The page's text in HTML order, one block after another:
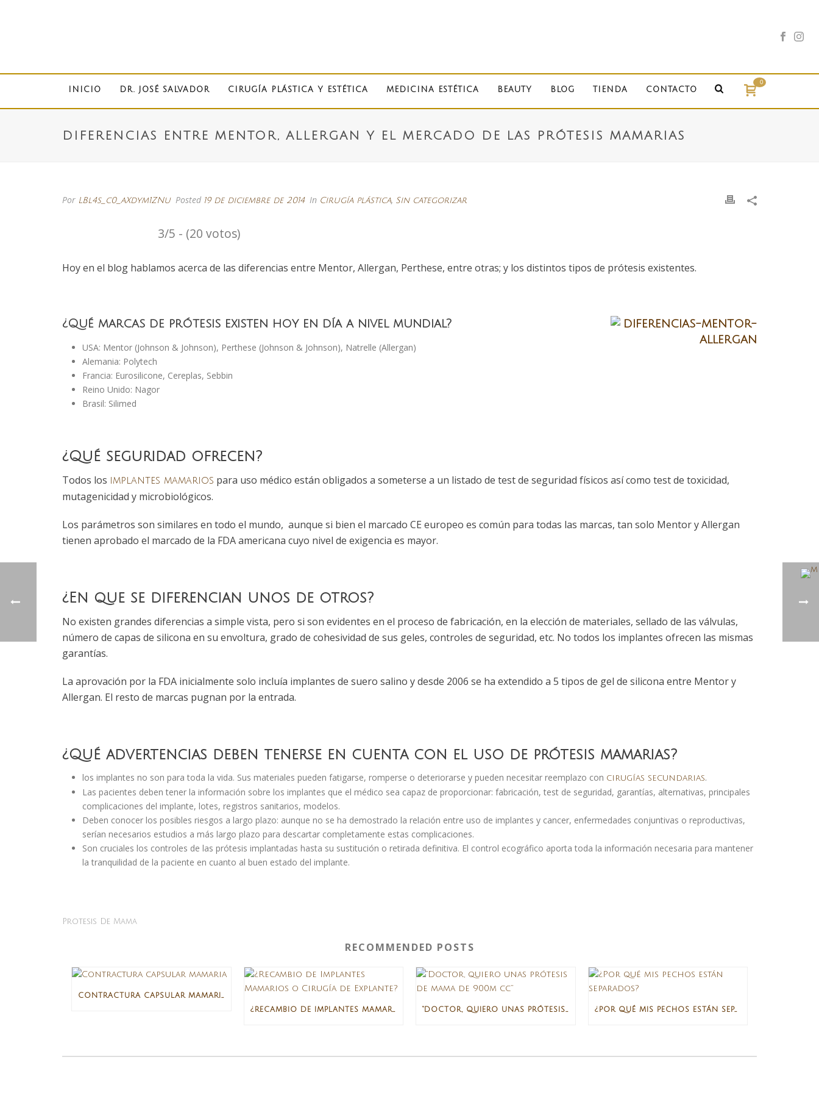
INICIO DR. JOSÉ SALVADOR CIRUGÍA PLÁSTICA Y ESTÉTICA MEDICINA ESTÉTICA BEAUTY BLOG TIENDA CONTACTO
0
DIFERENCIAS ENTRE MENTOR, ALLERGAN Y EL MERCADO DE LAS PRÓTESIS MAMARIAS
Por LBl4s_c0_aXdym1ZNu Posted 19 de diciembre de 2014 In Cirugía plástica, Sin categorizar
3/5 - (20 votos)
Hoy en el blog hablamos acerca de las diferencias entre Mentor, Allergan, Perthese, entre otras; y los distintos tipos de prótesis existentes.
¿Qué marcas de prótesis existen hoy en día a nivel mundial?
USA: Mentor (Johnson & Johnson), Perthese (Johnson & Johnson), Natrelle (Allergan)
Alemania: Polytech
Francia: Eurosilicone, Cereplas, Sebbin
Reino Unido: Nagor
Brasil: Silimed
¿Qué seguridad ofrecen?
Todos los implantes mamarios para uso médico están obligados a someterse a un listado de test de seguridad físicos así como test de toxicidad,
mutagenicidad y microbiológicos.
Los parámetros son similares en todo el mundo, aunque si bien el marcado CE europeo es común para todas las marcas, tan solo Mentor y Allergan
tienen aprobado el marcado de la FDA americana cuyo nivel de exigencia es mayor.
¿En que se diferencian unos de otros?
No existen grandes diferencias a simple vista, pero si son evidentes en el proceso de fabricación, en la elección de materiales, sellado de las válvulas,
número de capas de silicona en su envoltura, grado de cohesividad de sus geles, controles de seguridad, etc. No todos los implantes ofrecen las mismas
garantías.
La aprovación por la FDA inicialmente solo incluía implantes de suero salino y desde 2006 se ha extendido a 5 tipos de gel de silicona entre Mentor y
Allergan. El resto de marcas pugnan por la entrada.
¿Qué advertencias deben tenerse en cuenta con el uso de prótesis mamarias?
los implantes no son para toda la vida. Sus materiales pueden fatigarse, romperse o deteriorarse y pueden necesitar reemplazo con cirugías secundarias.
Las pacientes deben tener la información sobre los implantes que el médico sea capaz de proporcionar: fabricación, test de seguridad, garantías, alternativas, principales
complicaciones del implante, lotes, registros sanitarios, modelos.
Deben conocer los posibles riesgos a largo plazo: aunque no se ha demostrado la relación entre uso de implantes y cancer, enfermedades conjuntivas o reproductivas,
serían necesarios estudios a más largo plazo para descartar completamente estas complicaciones.
Son cruciales los controles de las prótesis implantadas hasta su sustitución o retirada definitiva. El control ecográfico aporta toda la información necesaria para mantener
la tranquilidad de la paciente en cuanto al buen estado del implante.
Protesis De Mama
RECOMMENDED POSTS
CONTRACTURA CAPSULAR MAMARIA
¿RECAMBIO DE IMPLANTES MAMARIOS O CIRUGÍA DE EXPLANTE?
“DOCTOR, QUIERO UNAS PRÓTESIS DE MAMA DE 900M CC” ¿POR QUÉ MIS PECHOS ESTÁN SEPARADOS?